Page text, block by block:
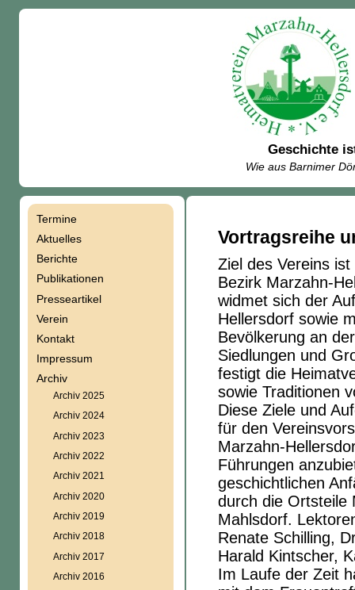
Geschichte
Wie aus Barnimer
Vortragsreihe
Ziel des Vereins
Bezirk Marzahn-
widmet sich der
Hellersdorf sowie
Bevölkerung an
Siedlungen und
festigt die
sowie Traditionen
Diese Ziele und
für den
Marzahn-
Führungen
geschichtlichen
durch die Ortsteile
Mahlsdorf.
Renate Schilling,
Harald Kintscher,
Im Laufe der Zeit
Termine
Aktuelles
Berichte
Publikationen
Presseartikel
Verein
Kontakt
Impressum
Archiv
Archiv 2025
Archiv 2024
Archiv 2023
Archiv 2022
Archiv 2021
Archiv 2020
Archiv 2019
Archiv 2018
Archiv 2017
Archiv 2016